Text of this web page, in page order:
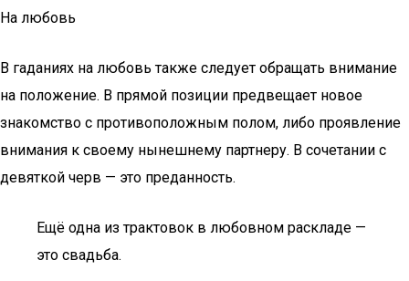
На любовь
В гаданиях на любовь также следует обращать внимание
на положение. В прямой позиции предвещает новое
знакомство с противоположным полом, либо проявление
внимания к своему нынешнему партнеру. В сочетании с
девяткой черв — это преданность.
Ещё одна из трактовок в любовном раскладе —
это свадьба.